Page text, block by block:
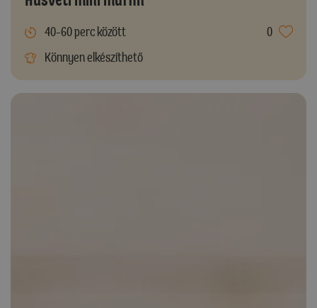
40-60 perc között
0
Könnyen elkészíthető